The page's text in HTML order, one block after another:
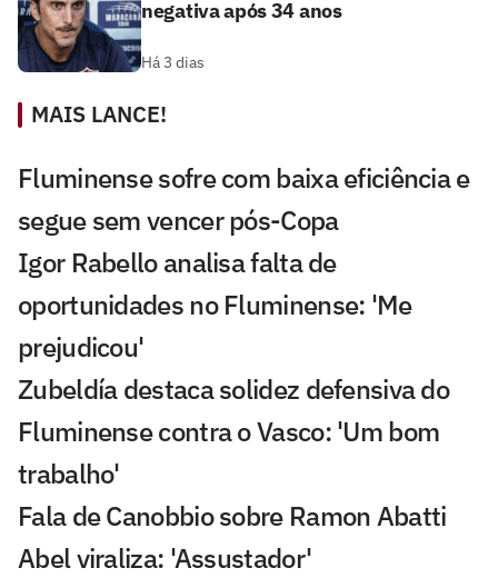
negativa após 34 anos
Há 3 dias
MAIS LANCE!
Fluminense sofre com baixa eficiência e
segue sem vencer pós-Copa
Igor Rabello analisa falta de
oportunidades no Fluminense: 'Me
prejudicou'
Zubeldía destaca solidez defensiva do
Fluminense contra o Vasco: 'Um bom
trabalho'
Fala de Canobbio sobre Ramon Abatti
Abel viraliza: 'Assustador'